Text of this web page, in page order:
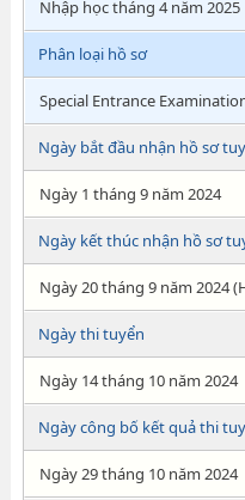
Nhập học tháng 4 năm 2025
Phân loại hồ sơ
Special Entrance
Ngày bắt đầu nhận hồ sơ
Ngày 1 tháng 9 năm 2024
Ngày kết thúc nhận hồ sơ
Ngày 20 tháng 9 năm 2024
Ngày thi tuyển
Ngày 14 tháng 10 năm 2024
Ngày công bố kết quả thi
Ngày 29 tháng 10 năm 2024